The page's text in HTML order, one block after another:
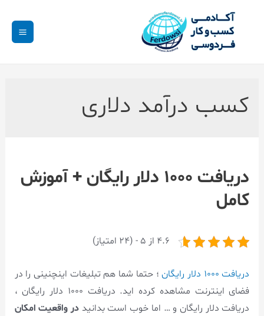
کسب درآمد دلاری
دریافت ۱۰۰۰ دلار رایگان + آموزش
کامل
4.6 از 5 - (24 امتیاز)
دریافت ۱۰۰۰ دلار رایگان
؛ حتما شما هم تبلیغات اینچنینی را در
فضای اینترنت مشاهده کرده اید. دریافت ۱۰۰۰ دلار رایگان ،
دریافت دلار رایگان و … اما خوب است بدانید در واقعیت امکان